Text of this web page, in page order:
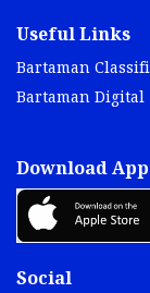
Useful Links
Bartaman
Bartaman Digital
Download App
Social